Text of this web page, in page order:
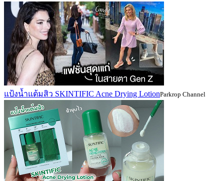
แป้งน้ำแต้มสิว SKINTIFIC Acne Drying LotionParkrop Channel